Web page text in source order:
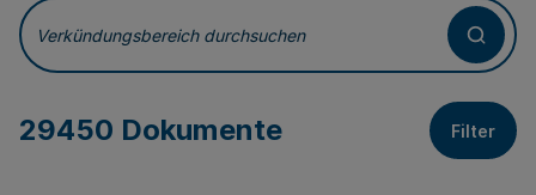
Verkündungsbereich durchsuchen
29450 Dokumente Filter